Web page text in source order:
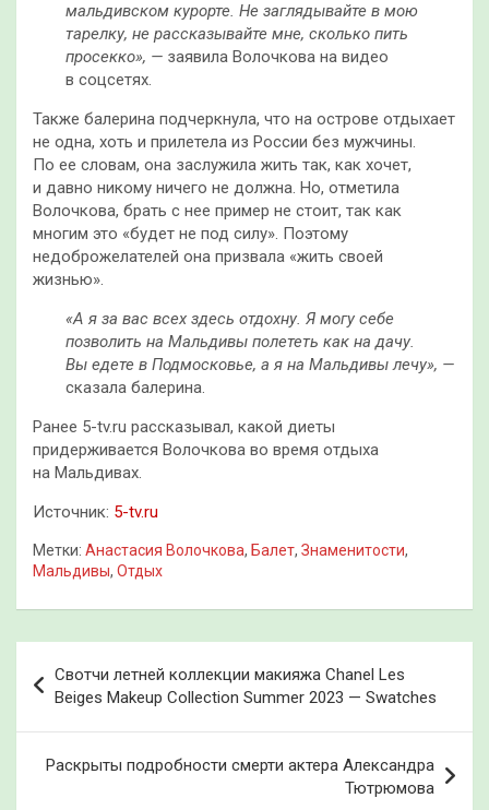
мальдивском курорте. Не заглядывайте в мою
тарелку, не рассказывайте мне, сколько пить
просекко», — заявила Волочкова на видео
в соцсетях.
Также балерина подчеркнула, что на острове отдыхает
не одна, хоть и прилетела из России без мужчины.
По ее словам, она заслужила жить так, как хочет,
и давно никому ничего не должна. Но, отметила
Волочкова, брать с нее пример не стоит, так как
многим это «будет не под силу». Поэтому
недоброжелателей она призвала «жить своей
жизнью».
«А я за вас всех здесь отдохну. Я могу себе
позволить на Мальдивы полететь как на дачу.
Вы едете в Подмосковье, а я на Мальдивы лечу», —
сказала балерина.
Ранее 5-tv.ru рассказывал, какой диеты
придерживается Волочкова во время отдыха
на Мальдивах.
Источник: 5-tv.ru
Метки: Анастасия Волочкова, Балет, Знаменитости,
Мальдивы, Отдых
по
записям
Свотчи летней коллекции макияжа Chanel Les
Beiges Makeup Collection Summer 2023 — Swatches
Раскрыты подробности смерти актера Александра
Тютрюмова